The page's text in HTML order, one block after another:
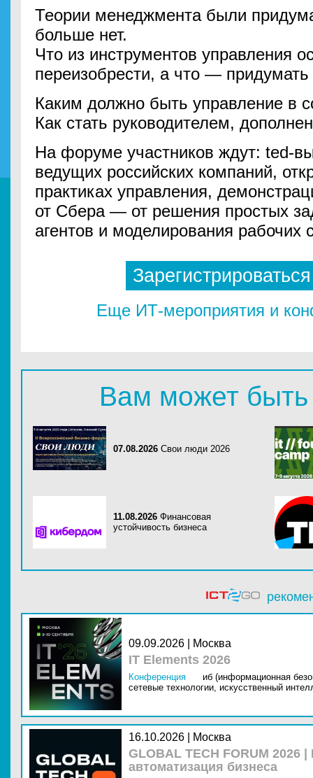
Теории менеджмента были
больше нет.
Что из инструментов управления
переизобрести, а что — придумать
Каким должно быть управление в
Как стать руководителем,
На форуме участников ждут: ted-
ведущих российских компаний,
практиках управления,
от Сбера — от решения простых
агентов и моделирования рабочих
Еще ИТ-мероприятия и
Вам может быть
07.08.2026 Свои люди 2026
11.08.2026 Финансовая
устойчивость бизнеса
09.09.2026 | Москва
IT Elements 2026
Конференция
иб (информационная
сетевые технологии, искусственный
16.10.2026 | Москва
GLOBAL TECH FORUM
автоматизация бизнеса